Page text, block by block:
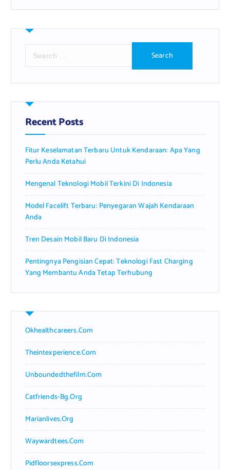
r
h
f
o
:
Recent Posts
Fitur Keselamatan Terbaru Untuk Kendaraan: Apa Yang
Perlu Anda Ketahui
Mengenal Teknologi Mobil Terkini Di Indonesia
Model Facelift Terbaru: Penyegaran Wajah Kendaraan
Anda
Tren Desain Mobil Baru Di Indonesia
Pentingnya Pengisian Cepat: Teknologi Fast Charging
Yang Membantu Anda Tetap Terhubung
Okhealthcareers.com
Theintexperience.com
Unboundedthefilm.com
Catfriends-Bg.org
Marianlives.org
Waywardtees.com
Pidfloorsexpress.com